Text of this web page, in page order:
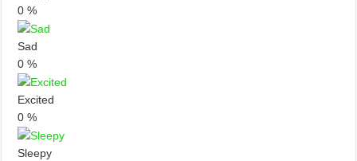
0 %
Sad
0 %
Excited
0 %
Sleepy